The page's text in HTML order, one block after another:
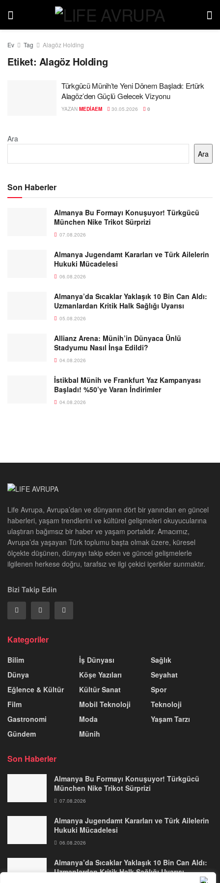
Ev Tag Alagöz Holding
Etiket: Alagöz Holding
Türkgücü Münih’te Yeni Dönem Başladı: Ertürk
Alagöz’den Güçlü Gelecek Vizyonu
YAZAN MEDIAEM 30.05.2026 0
Ara
Ara
Son Haberler
Almanya Bu Formayı Konuşuyor! Türkgücü
München Nike Trikot Sürprizi
07.08.2026
Almanya Jugendamt Kararları ve Türk Ailelerin
Hukuki Mücadelesi
06.08.2026
Almanya’da Sıcaklar Yaklaşık 10 Bin Can Aldı:
Uzmanlardan Kritik Halk Sağlığı Uyarısı
05.08.2026
Allianz Arena: Münih’in Dünyaca Ünlü
Stadyumu Nasıl İnşa Edildi?
04.08.2026
İstikbal Münih ve Frankfurt Yaz Kampanyası
Başladı! %50’ye Varan İndirimler
04.08.2026
Life Avrupa, Avrupa’dan ve dünyanın dört bir yanından en güncel
haberleri, yaşam trendlerini ve kültürel gelişmeleri okuyucularına
ulaştıran bağımsız bir haber ve yaşam portalıdır. Amacımız,
Avrupa’da yaşayan Türk toplumu başta olmak üzere, küresel
ölçekte düşünen, dünyayı takip eden ve güncel gelişmelerle
ilgilenen herkese doğru, tarafsız ve ilgi çekici içerikler sunmaktır.
Bizi Takip Edin
Kategoriler
Bilim
Dünya
Eğlence & Kültür
Film
Gastronomi
Gündem
İş Dünyası
Köşe Yazıları
Kültür Sanat
Mobil Teknoloji
Moda
Münih
Sağlık
Seyahat
Spor
Teknoloji
Yaşam Tarzı
Son Haberler
Almanya Bu Formayı Konuşuyor! Türkgücü
München Nike Trikot Sürprizi
07.08.2026
Almanya Jugendamt Kararları ve Türk Ailelerin
Hukuki Mücadelesi
06.08.2026
Almanya’da Sıcaklar Yaklaşık 10 Bin Can Aldı:
Uzmanlardan Kritik Halk Sağlığı Uyarısı